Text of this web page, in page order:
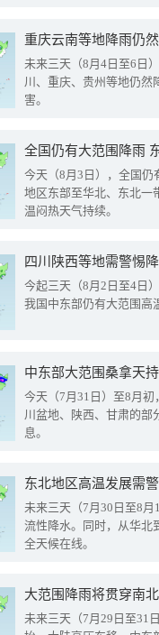
重庆云南等地降雨仍
未来三天（8月4日至6日
川、重庆、贵州等地仍然
害。
全国仍有大范围降雨
今天（8月3日），全国仍
地区东部至华北、东北一
温闷热天气持续。
今起三天（8月2日至4日
我国中东部仍有大范围高
中东部大范围桑拿天
今天（7月31日）至8月
川盆地、陕西、甘肃的部
息。
东北地区高温发展需
未来三天（7月30日至8
流性降水。同时，从华北
全天候在线。
大范围降雨将贯穿南
未来三天（7月29日至31